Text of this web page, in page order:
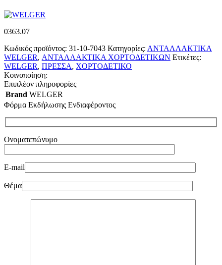
0363.07
Κωδικός προϊόντος: 31-10-7043 Κατηγορίες: ΑΝΤΑΛΛΑΚΤΙΚΑ
WELGER, ΑΝΤΑΛΛΑΚΤΙΚΑ ΧΟΡΤΟΔΕΤΙΚΩΝ Ετικέτες:
WELGER, ΠΡΕΣΣΑ, ΧΟΡΤΟΔΕΤΙΚΟ
Κοινοποίηση:
Επιπλέον πληροφορίες
Brand WELGER
Φόρμα Εκδήλωσης Ενδιαφέροντος
Ονοματεπώνυμο
E-mail
Θέμα